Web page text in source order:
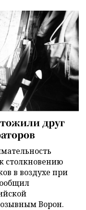
друг
столкновению
в воздухе при
Ворон.